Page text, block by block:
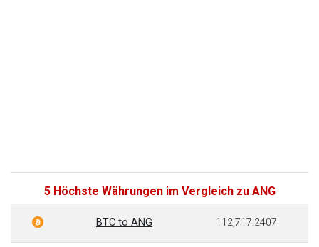
5 Höchste Währungen im Vergleich zu ANG
BTC to ANG 112,717.2407